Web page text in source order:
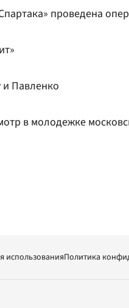
проведена
и Павленко
в молодежке
использованияПолитика